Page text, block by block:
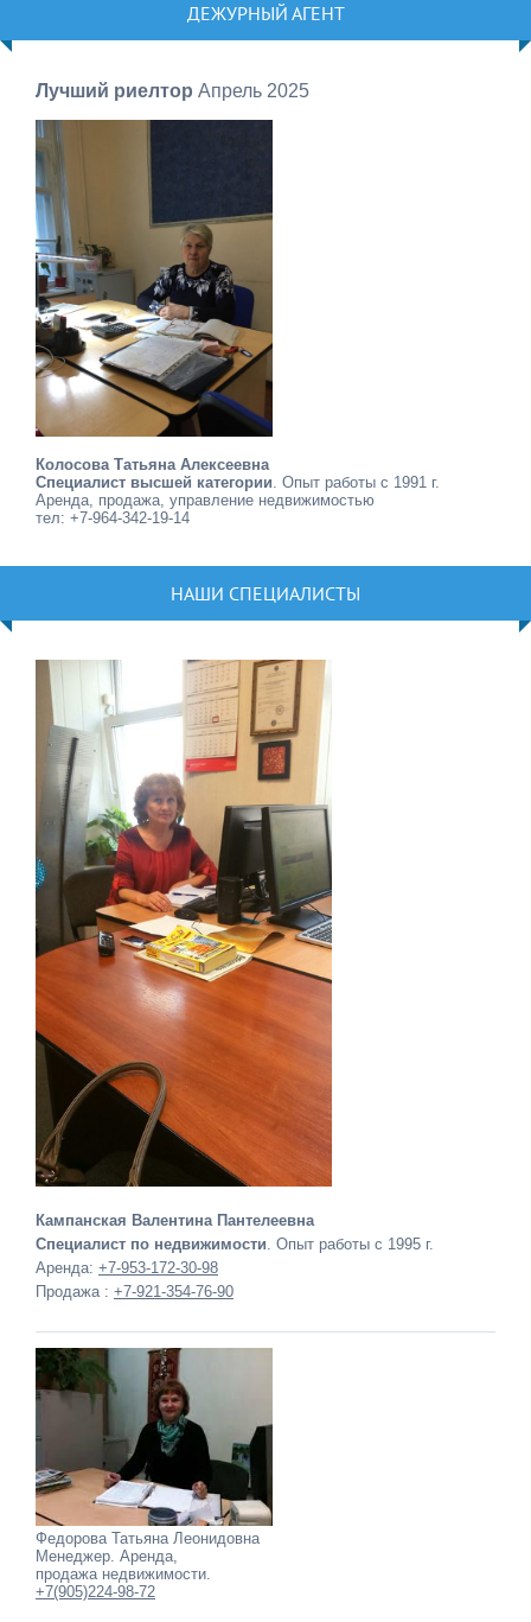
ДЕЖУРНЫЙ АГЕНТ
Лучший риелтор Апрель 2025
Колосова Татьяна Алексеевна
Специалист высшей категории . Опыт работы с 1991 г.
Аренда, продажа, управление недвижимостью
тел: +7-964-342-19-14
НАШИ СПЕЦИАЛИСТЫ
Кампанская Валентина Пантелеевна
Специалист по недвижимости . Опыт работы с 1995 г.
Аренда: +7-953-172-30-98
Продажа : +7-921-354-76-90
Федорова Татьяна Леонидовна
Менеджер. Аренда,
продажа недвижимости.
+7(905)224-98-72